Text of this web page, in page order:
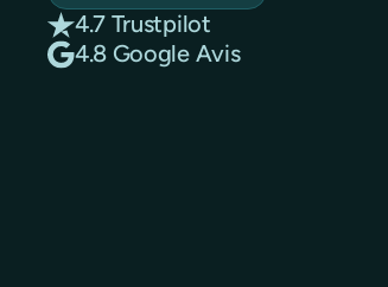
4.7 Trustpilot
4.8 Google Avis